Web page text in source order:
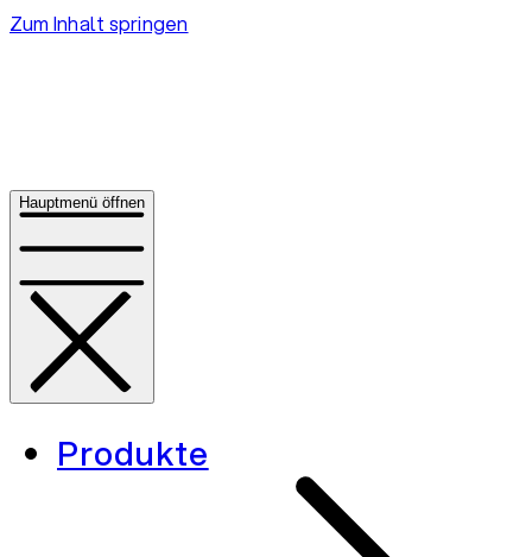
Zum Inhalt springen
Hauptmenü öffnen
Produkte